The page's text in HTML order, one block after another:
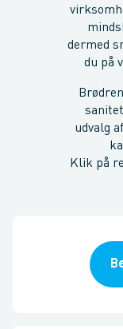
dermed
du på
udvalg
Klik på